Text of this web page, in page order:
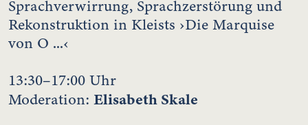
Sprachverwirrung, Sprachzerstörung und
Rekonstruktion in Kleists ›Die Marquise
von O ...‹
13:30–17:00 Uhr
Moderation: Elisabeth Skale